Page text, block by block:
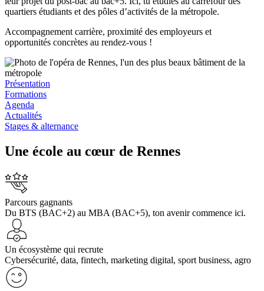
quartiers étudiants et des pôles d’activités de la métropole.
Accompagnement carrière, proximité des employeurs et
opportunités concrètes au rendez-vous !
Présentation
Formations
Agenda
Actualités
Stages & alternance
Une école au cœur de Rennes
Parcours gagnants
Du BTS (BAC+2) au MBA (BAC+5), ton avenir commence ici.
Un écosystème qui recrute
Cybersécurité, data, fintech, marketing digital, sport business, agro